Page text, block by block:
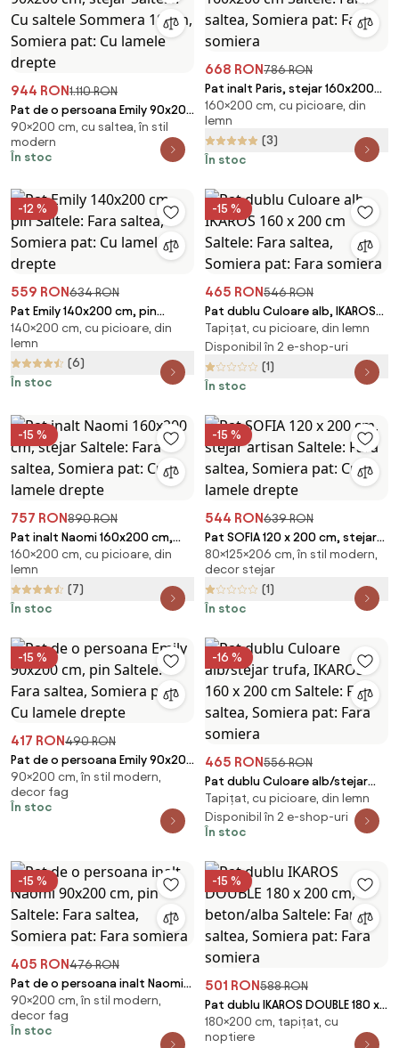
944 RON1.110 RON
Pat de o persoana Emily 90x200
cm, stejar Saltele: Cu saltele
Sommera 18 cm, Somiera pat:
Cu lamele drepte
90×200 cm, cu saltea, în stil
modern
În stoc
668 RON786 RON
Pat inalt Paris, stejar 160x200
cm Saltele: Fara saltea, Somiera
pat: Fara somiera
160×200 cm, cu picioare, din
lemn
(3)
În stoc
-12 %
559 RON634 RON
Pat Emily 140x200 cm, pin
Saltele: Fara saltea, Somiera
pat: Cu lamele drepte
140×200 cm, cu picioare, din
lemn
(6)
În stoc
-15 %
465 RON546 RON
Pat dublu Culoare alb, IKAROS
160 x 200 cm Saltele: Fara
saltea, Somiera pat: Fara
somiera
Tapițat, cu picioare, din lemn
Disponibil în 2 e-shop-uri
(1)
În stoc
-15 %
757 RON890 RON
Pat inalt Naomi 160x200 cm,
stejar Saltele: Fara saltea,
Somiera pat: Cu lamele drepte
160×200 cm, cu picioare, din
lemn
(7)
În stoc
-15 %
544 RON639 RON
Pat SOFIA 120 x 200 cm, stejar
artisan Saltele: Fara saltea,
Somiera pat: Cu lamele drepte
80×125×206 cm, în stil modern,
decor stejar
(1)
În stoc
-15 %
417 RON490 RON
Pat de o persoana Emily 90x200
cm, pin Saltele: Fara saltea,
Somiera pat: Cu lamele drepte
90×200 cm, în stil modern,
decor fag
În stoc
-16 %
465 RON556 RON
Pat dublu Culoare alb/stejar
trufa, IKAROS 160 x 200 cm
Saltele: Fara saltea, Somiera
pat: Fara somiera
Tapițat, cu picioare, din lemn
Disponibil în 2 e-shop-uri
În stoc
-15 %
405 RON476 RON
Pat de o persoana inalt Naomi
90x200 cm, pin Saltele: Fara
saltea, Somiera pat: Fara
somiera
90×200 cm, în stil modern,
decor fag
În stoc
-15 %
501 RON588 RON
Pat dublu IKAROS DOUBLE 180 x
200 cm, beton/alba Saltele:
Fara saltea, Somiera pat: Fara
180×200 cm, tapițat, cu
noptiere